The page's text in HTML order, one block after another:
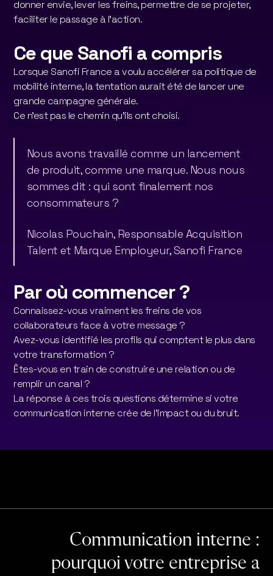
donner envie, lever les freins, permettre de se projeter,
faciliter le passage à l'action.
Ce que Sanofi a compris
Lorsque Sanofi France a voulu accélérer sa politique de
mobilité interne, la tentation aurait été de lancer une
grande campagne générale.
Ce n'est pas le chemin qu'ils ont choisi.
Nous avons travaillé comme un lancement
de produit, comme une marque. Nous nous
sommes dit : qui sont finalement nos
consommateurs ?
Nicolas Pouchain, Responsable Acquisition
Talent et Marque Employeur, Sanofi France
Par où commencer ?
Connaissez-vous vraiment les freins de vos
collaborateurs face à votre message ?
Avez-vous identifié les profils qui comptent le plus dans
votre transformation ?
Êtes-vous en train de construire une relation ou de
remplir un canal ?
La réponse à ces trois questions détermine si votre
communication interne crée de l'impact ou du bruit.
Communication interne :
pourquoi votre entreprise a